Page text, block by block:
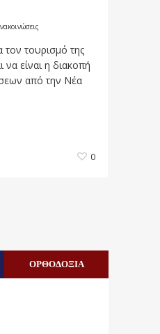
τουρισμό της
να είναι η διακοπή
από την Νέα
0
ΟΡΘΟΔΟΞΙΑ